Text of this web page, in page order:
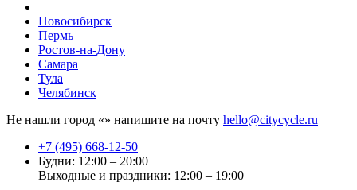
Новосибирск
Пермь
Ростов-на-Дону
Самара
Тула
Челябинск
Не нашли город «» напишите на почту hello@citycycle.ru
+7 (495) 668-12-50
Будни: 12:00 – 20:00
Выходные и праздники: 12:00 – 19:00